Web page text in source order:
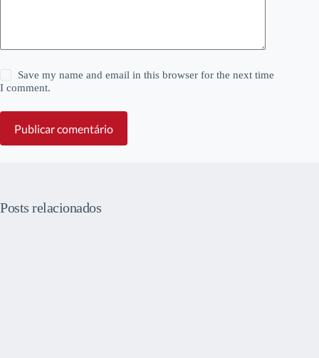
Save my name and email in this browser for the next time
I comment.
Publicar comentário
Posts relacionados